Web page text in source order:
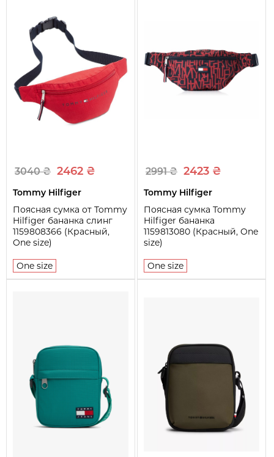
Размеры
Застежка
Количество отделений
1 шт
Количество карманов
3040 ₴ 2462 ₴
Tommy Hilfiger
Поясная сумка от Tommy
Hilfiger бананка слинг
1159808366 (Красный,
One size)
One size
2991 ₴ 2423 ₴
Tommy Hilfiger
Поясная сумка Tommy
Hilfiger бананка
1159813080 (Красный, One
size)
One size